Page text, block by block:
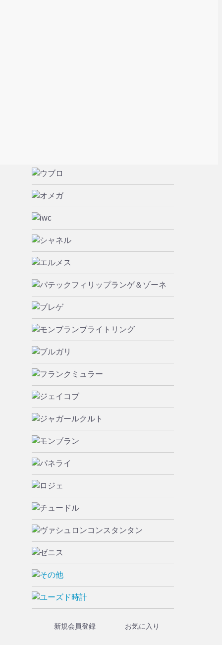
新規会員登録 お気に入り